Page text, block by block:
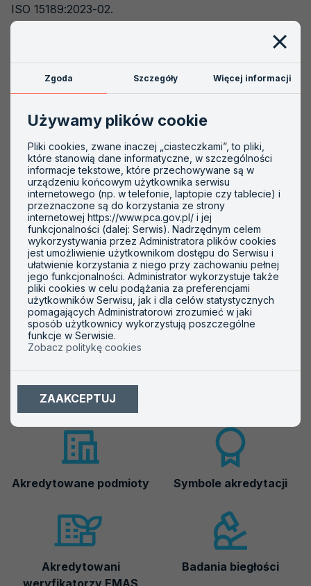
ISO 15189:2023-02.
Pozostałe zasady przedstawione w Komunikacie nr
396 z dnia 17.03.2023 r. pozostają bez zmian.
138.27 KB)
Komunikat w sprawie zmiany wymagań
akredytacyjnych dla laboratoriów medycznych,
wynikających z opublikowania normy PN-EN ISO
15189:2023-02
FAM-06 wyd. - załącznik do Komunikatu nr
440 z 2024-09-25
Analiza wpływu zmian wymagań akredytacyjnych i plan
działań dostosowawczych w okresie przejściowym
Ważne informacje
Akredytowane podmioty Symbole akredytacji
Akredytowani
weryfikatorzy EMAS
Badania biegłości
Zgoda Szczegóły Więcej informacji
Używamy plików cookie
Pliki cookies, zwane inaczej „ciasteczkami”, to pliki,
które stanowią dane informatyczne, w szczególności
informacje tekstowe, które przechowywane są w
urządzeniu końcowym użytkownika serwisu
internetowego (np. w telefonie, laptopie czy tablecie) i
przeznaczone są do korzystania ze strony
internetowej https://www.pca.gov.pl/ i jej
funkcjonalności (dalej: Serwis). Nadrzędnym celem
wykorzystywania przez Administratora plików cookies
jest umożliwienie użytkownikom dostępu do Serwisu i
ułatwienie korzystania z niego przy zachowaniu pełnej
jego funkcjonalności. Administrator wykorzystuje także
pliki cookies w celu podążania za preferencjami
użytkowników Serwisu, jak i dla celów statystycznych
pomagających Administratorowi zrozumieć w jaki
sposób użytkownicy wykorzystują poszczególne
funkcje w Serwisie.
Zobacz politykę cookies
ZAAKCEPTUJ